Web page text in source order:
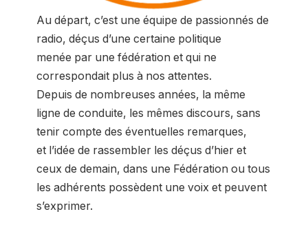
Au départ, c’est une équipe de passionnés de
radio, déçus d’une certaine politique
menée par une fédération et qui ne
correspondait plus à nos attentes.
Depuis de nombreuses années, la même
ligne de conduite, les mêmes discours, sans
tenir compte des éventuelles remarques,
et l’idée de rassembler les déçus d’hier et
ceux de demain, dans une Fédération ou tous
les adhérents possèdent une voix et peuvent
s’exprimer.